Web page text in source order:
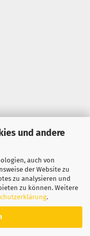
und andere
auch von
der Website zu
zu analysieren und
zu können. Weitere
.